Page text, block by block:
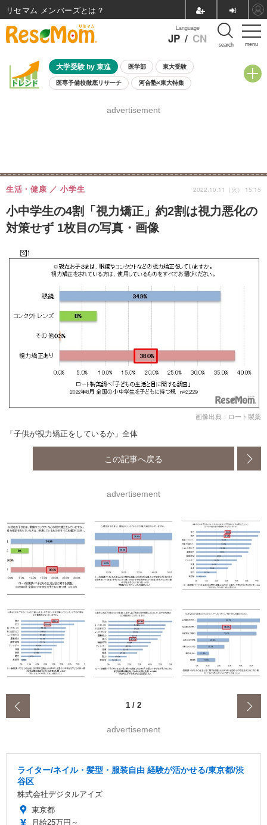
menu
Language
JP / CN search
大学受験 by 東進 医学部 東大受験
医専予備校徹底リサーチ 河合塾×東大特集
8月開催学校説明会・相談会
advertisement
小中学生の4割「視力矯正」約2割は視力悪化の
対策せず 1枚目の写真・画像
生活・健康 小学生 2022.10.11（火） 15:15
画像出典：ロート製薬
「子供が視力矯正をしているか」全体
この記事へ戻る
advertisement
1 / 2
advertisement
ライター/ネイル・髪型・服装自由 経験が活かせる/東京都/渋
谷区
株式会社デジタルアイズ
東京都
月給25万円～
リセマム メンバーズ